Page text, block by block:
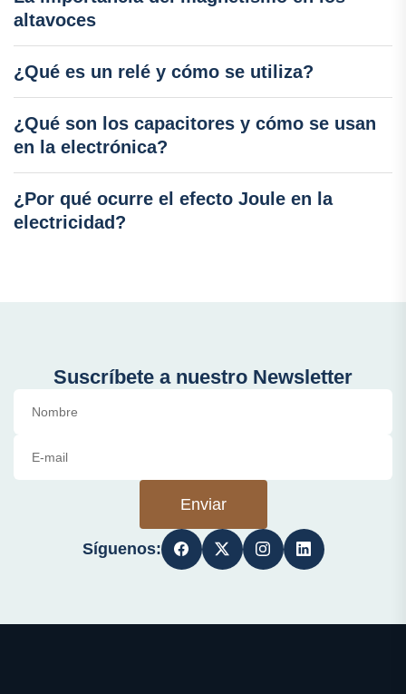
altavoces
¿Qué es un relé y cómo se utiliza?
¿Qué son los capacitores y cómo se usan
en la electrónica?
¿Por qué ocurre el efecto Joule en la
electricidad?
Suscríbete a nuestro Newsletter
Enviar
Síguenos: